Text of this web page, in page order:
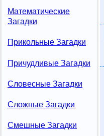
Математические
Загадки
Прикольные Загадки
Причудливые Загадки
Словесные Загадки
Сложные Загадки
Смешные Загадки